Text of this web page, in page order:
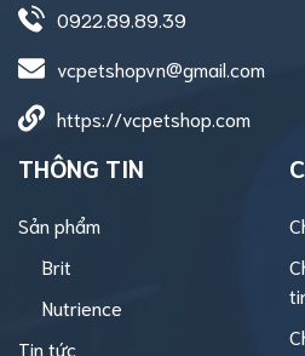
0922.89.89.39
vcpetshopvn@gmail.com
https://vcpetshop.com
THÔNG TIN
Sản phẩm
Brit
Nutrience
Tin tức